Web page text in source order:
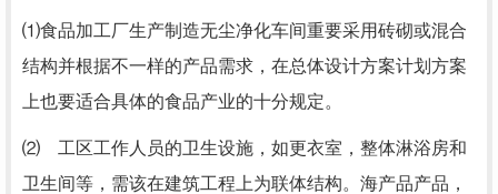
⑴食品加工厂生产制造无尘净化车间重要采用砖砌或混合
结构并根据不一样的产品需求，在总体设计方案计划方案
上也要适合具体的食品产业的十分规定。
⑵ 工区工作人员的卫生设施，如更衣室，整体淋浴房和
卫生间等，需该在建筑工程上为联体结构。海产品产品，